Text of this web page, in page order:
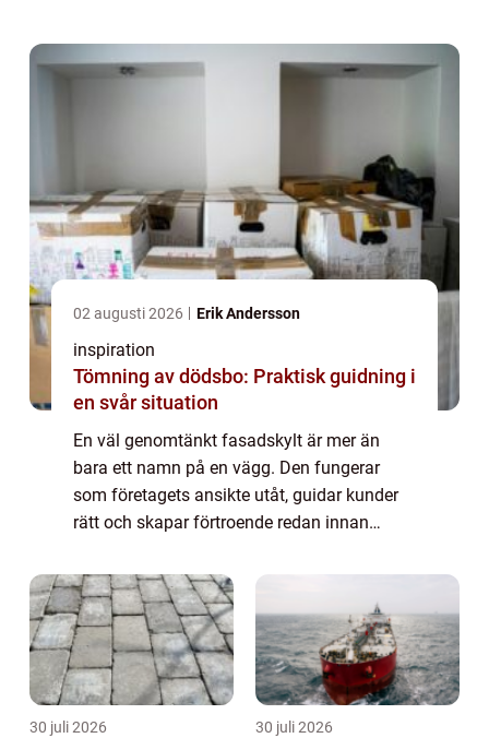
02 augusti 2026 Erik Andersson
inspiration
Tömning av dödsbo: Praktisk guidning i
en svår situation
En väl genomtänkt fasadskylt är mer än
bara ett namn på en vägg. Den fungerar
som företagets ansikte utåt, guidar kunder
rätt och skapar förtroende redan innan
rör sig snabbt i stadsmiljöer,
handelsområden el...
30 juli 2026 30 juli 2026